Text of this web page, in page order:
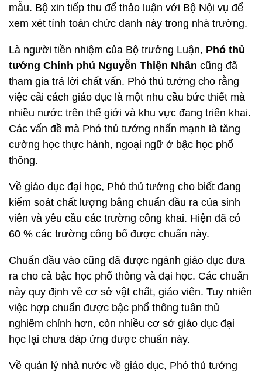
mẫu. Bộ xin tiếp thu để thảo luận với Bộ Nội vụ để
xem xét tính toán chức danh này trong nhà trường.
Là người tiền nhiệm của Bộ trưởng Luận, Phó thủ
tướng Chính phủ Nguyễn Thiện Nhân cũng đã
tham gia trả lời chất vấn. Phó thủ tướng cho rằng
việc cải cách giáo dục là một nhu cầu bức thiết mà
nhiều nước trên thế giới và khu vực đang triển khai.
Các vấn đề mà Phó thủ tướng nhấn mạnh là tăng
cường học thực hành, ngoại ngữ ở bậc học phổ
thông.
Về giáo dục đại học, Phó thủ tướng cho biết đang
kiểm soát chất lượng bằng chuẩn đầu ra của sinh
viên và yêu cầu các trường công khai. Hiện đã có
60 % các trường công bố được chuẩn này.
Chuẩn đầu vào cũng đã được ngành giáo dục đưa
ra cho cả bậc học phổ thông và đại học. Các chuẩn
này quy định về cơ sở vật chất, giáo viên. Tuy nhiên
việc hợp chuẩn được bậc phổ thông tuân thủ
nghiêm chỉnh hơn, còn nhiều cơ sở giáo dục đại
học lại chưa đáp ứng được chuẩn này.
Về quản lý nhà nước về giáo dục, Phó thủ tướng